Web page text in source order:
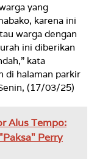
yang
karena ini
warga dengan
ini diberikan
kata
di halaman parkir
(17/03/25)
Alus Tempo:
Perry